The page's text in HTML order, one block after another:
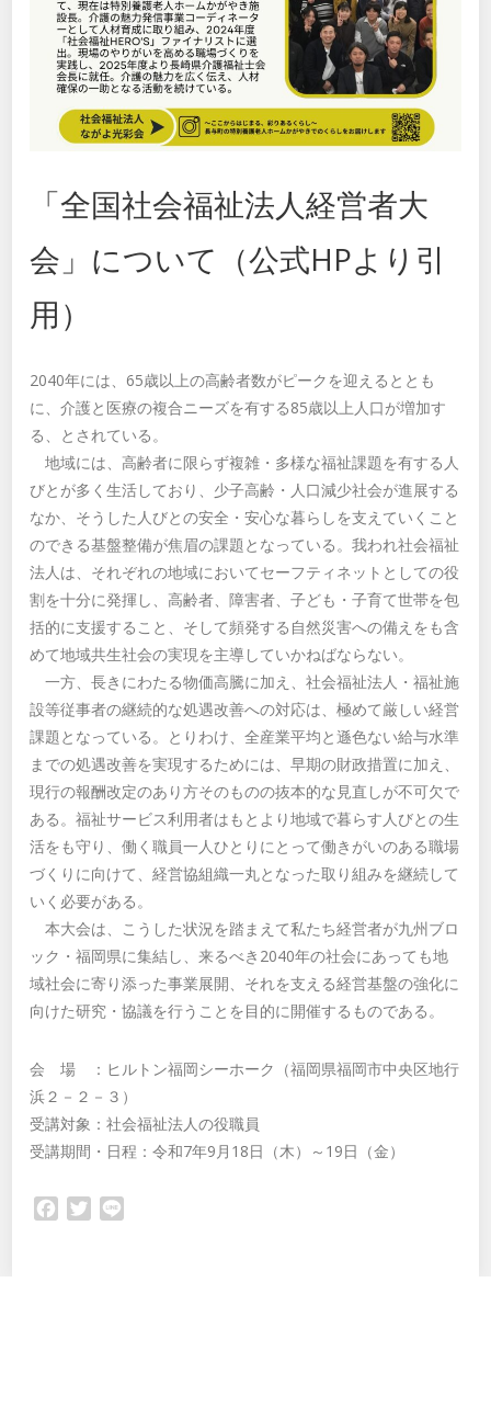
「全国社会福祉法人経営者大
会」について（公式HPより引
用）
2040年には、65歳以上の高齢者数がピークを迎えるととも
に、介護と医療の複合ニーズを有する85歳以上人口が増加す
る、とされている。
地域には、高齢者に限らず複雑・多様な福祉課題を有する人
びとが多く生活しており、少子高齢・人口減少社会が進展する
なか、そうした人びとの安全・安心な暮らしを支えていくこと
のできる基盤整備が焦眉の課題となっている。我われ社会福祉
法人は、それぞれの地域においてセーフティネットとしての役
割を十分に発揮し、高齢者、障害者、子ども・子育て世帯を包
括的に支援すること、そして頻発する自然災害への備えをも含
めて地域共生社会の実現を主導していかねばならない。
一方、長きにわたる物価高騰に加え、社会福祉法人・福祉施
設等従事者の継続的な処遇改善への対応は、極めて厳しい経営
課題となっている。とりわけ、全産業平均と遜色ない給与水準
までの処遇改善を実現するためには、早期の財政措置に加え、
現行の報酬改定のあり方そのものの抜本的な見直しが不可欠で
ある。福祉サービス利用者はもとより地域で暮らす人びとの生
活をも守り、働く職員一人ひとりにとって働きがいのある職場
づくりに向けて、経営協組織一丸となった取り組みを継続して
いく必要がある。
本大会は、こうした状況を踏まえて私たち経営者が九州ブロ
ック・福岡県に集結し、来るべき2040年の社会にあっても地
域社会に寄り添った事業展開、それを支える経営基盤の強化に
向けた研究・協議を行うことを目的に開催するものである。
会 場 ：ヒルトン福岡シーホーク（福岡県福岡市中央区地行
浜２－２－３）
受講対象：社会福祉法人の役職員
受講期間・日程：令和7年9月18日（木）～19日（金）
Facebook
Twitter